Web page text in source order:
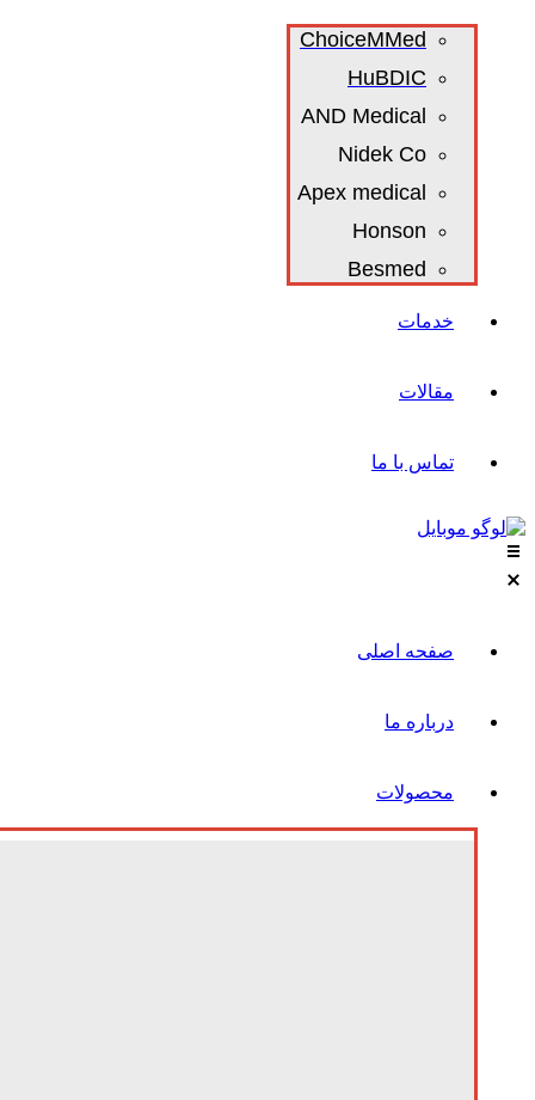
ChoiceMMed
HuBDIC
AND Medical
Nidek Co
Apex medical
Honson
Besmed
خدمات
مقالات
تماس با ما
صفحه اصلی
درباره ما
محصولات